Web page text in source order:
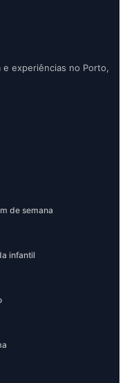
experiências no Porto,
de semana
infantil